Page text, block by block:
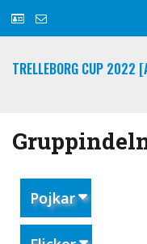
TRELLEBORG CUP 2022
Pojkar